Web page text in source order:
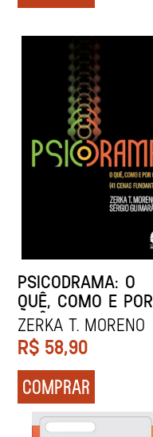
PSICODRAMA: O
QUÊ, COMO E POR
QUÊ
ZERKA T. MORENO
R$ 58,90
COMPRAR